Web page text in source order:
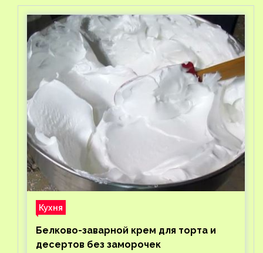
Кухня
Белково-заварной крем для торта и
десертов без заморочек